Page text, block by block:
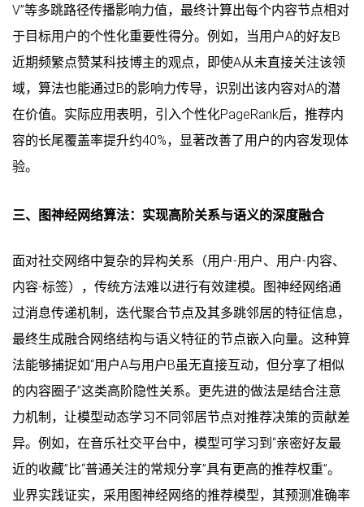
V”等多跳路径传播影响力值，最终计算出每个内容节点相对
于目标用户的个性化重要性得分。例如，当用户A的好友B
近期频繁点赞某科技博主的观点，即使A从未直接关注该领
域，算法也能通过B的影响力传导，识别出该内容对A的潜
在价值。实际应用表明，引入个性化PageRank后，推荐内
容的长尾覆盖率提升约40%，显著改善了用户的内容发现体
验。
三、图神经网络算法：实现高阶关系与语义的深度融合
面对社交网络中复杂的异构关系（用户-用户、用户-内容、
内容-标签），传统方法难以进行有效建模。图神经网络通
过消息传递机制，迭代聚合节点及其多跳邻居的特征信息，
最终生成融合网络结构与语义特征的节点嵌入向量。这种算
法能够捕捉如“用户A与用户B虽无直接互动，但分享了相似
的内容圈子”这类高阶隐性关系。更先进的做法是结合注意
力机制，让模型动态学习不同邻居节点对推荐决策的贡献差
异。例如，在音乐社交平台中，模型可学习到“亲密好友最
近的收藏”比“普通关注的常规分享”具有更高的推荐权重”。
业界实践证实，采用图神经网络的推荐模型，其预测准确率